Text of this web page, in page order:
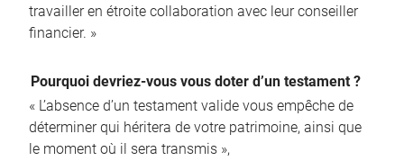
travailler en étroite collaboration avec leur conseiller
financier. »
Pourquoi devriez-vous vous doter d’un testament ?
« L’absence d’un testament valide vous empêche de
déterminer qui héritera de votre patrimoine, ainsi que
le moment où il sera transmis »,